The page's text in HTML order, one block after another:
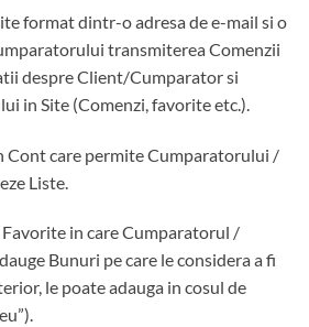
format dintr-o adresa de e-mail si o
transmiterea Comenzii
despre Client/Cumparator si
in Site (Comenzi, favorite etc.).
Cont care permite Cumparatorului /
Liste.
in care Cumparatorul /
Bunuri pe care le considera a fi
le poate adauga in cosul de